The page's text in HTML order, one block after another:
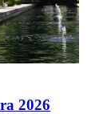
2026